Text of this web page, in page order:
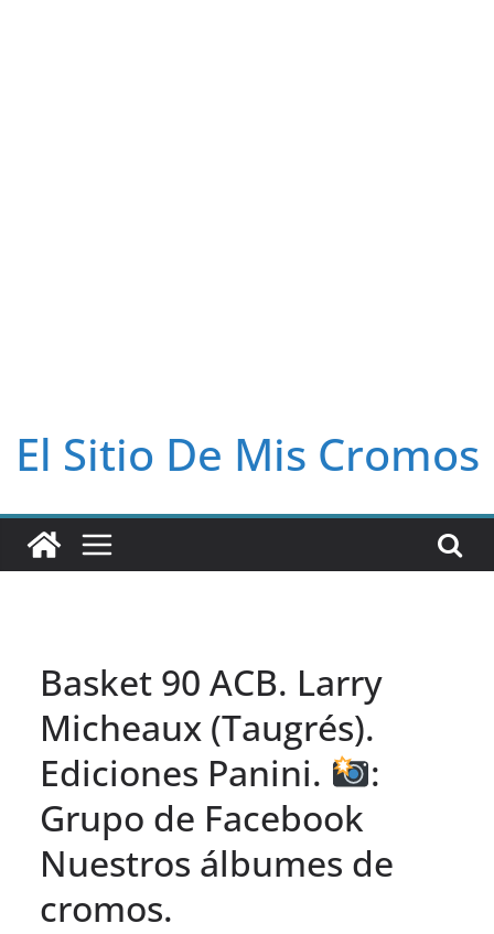
El Sitio De Mis Cromos
Basket 90 ACB. Larry
Micheaux (Taugrés).
Ediciones Panini.
:
Grupo de Facebook
Nuestros álbumes de
cromos.